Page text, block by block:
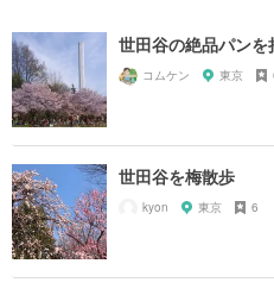
世田谷の絶品パンを
コムケン 東京
世田谷を梅散歩
kyon 東京 6